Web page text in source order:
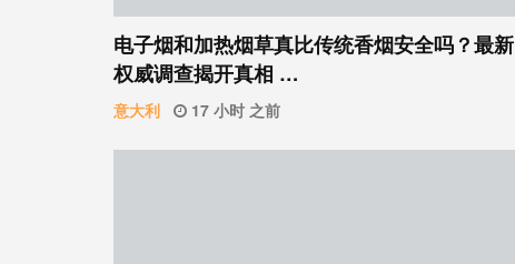
电子烟和加热烟草真比传统香烟安全吗？最新
权威调查揭开真相 …
意大利 17 小时 之前